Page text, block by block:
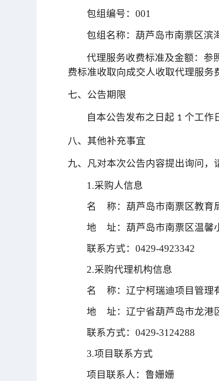
包组编号：001
包组名称：葫芦岛市南票区滨
代理服务收费标准及金额：参
费标准收取向成交人收取代理服务
七、公告期限
自本公告发布之日起 1 个工作
八、其他补充事宜
九、凡对本次公告内容提出询问，
1.采购人信息
名 称：葫芦岛市南票区教育
地 址：葫芦岛市南票区温馨
联系方式：0429-4923342
2.采购代理机构信息
名 称：辽宁柯瑞迪项目管理
地 址：辽宁省葫芦岛市龙港
联系方式：0429-3124288
3.项目联系方式
项目联系人：鲁姗姗